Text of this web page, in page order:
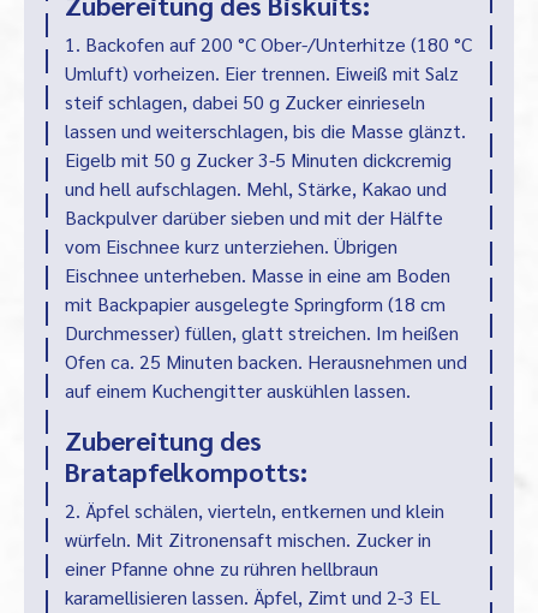
1. Backofen auf 200 °C Ober-/Unterhitze (180 °C
Umluft) vorheizen. Eier trennen. Eiweiß mit Salz
steif schlagen, dabei 50 g Zucker einrieseln
lassen und weiterschlagen, bis die Masse glänzt.
Eigelb mit 50 g Zucker 3-5 Minuten dickcremig
und hell aufschlagen. Mehl, Stärke, Kakao und
Backpulver darüber sieben und mit der Hälfte
vom Eischnee kurz unterziehen. Übrigen
Eischnee unterheben. Masse in eine am Boden
mit Backpapier ausgelegte Springform (18 cm
Durchmesser) füllen, glatt streichen. Im heißen
Ofen ca. 25 Minuten backen. Herausnehmen und
auf einem Kuchengitter auskühlen lassen.
Zubereitung des
Bratapfelkompotts:
2. Äpfel schälen, vierteln, entkernen und klein
würfeln. Mit Zitronensaft mischen. Zucker in
einer Pfanne ohne zu rühren hellbraun
karamellisieren lassen. Äpfel, Zimt und 2-3 EL